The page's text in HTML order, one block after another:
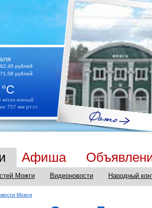
рублей
рублей
м/сек южный
757 мм рт.ст.
Афиша
Можги Видеоновости Народный
Можги